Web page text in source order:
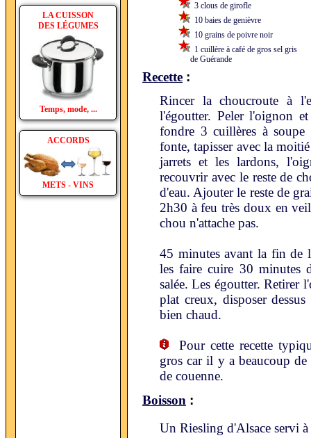
LA CUISSON
DES LÉGUMES
Temps, mode, ...
ACCORDS
METS - VINS
3 clous de girofle
10 baies de genièvre
10 grains de poivre noir
1 cuillère à café de gros sel gris
de Guérande
Recette :
Rincer la choucroute à
l'égoutter. Peler l'oignon
fondre 3 cuillères à soupe
fonte, tapisser avec la
jarrets et les lardons,
recouvrir avec le reste de
d'eau. Ajouter le reste de
2h30 à feu très doux en
chou n'attache pas.
45 minutes avant la fin de
les faire cuire 30 minutes
salée. Les égoutter. Retirer
plat creux, disposer
bien chaud.
Pour cette recette
gros car il y a beaucoup
de couenne.
Boisson :
Un Riesling d'Alsace servi